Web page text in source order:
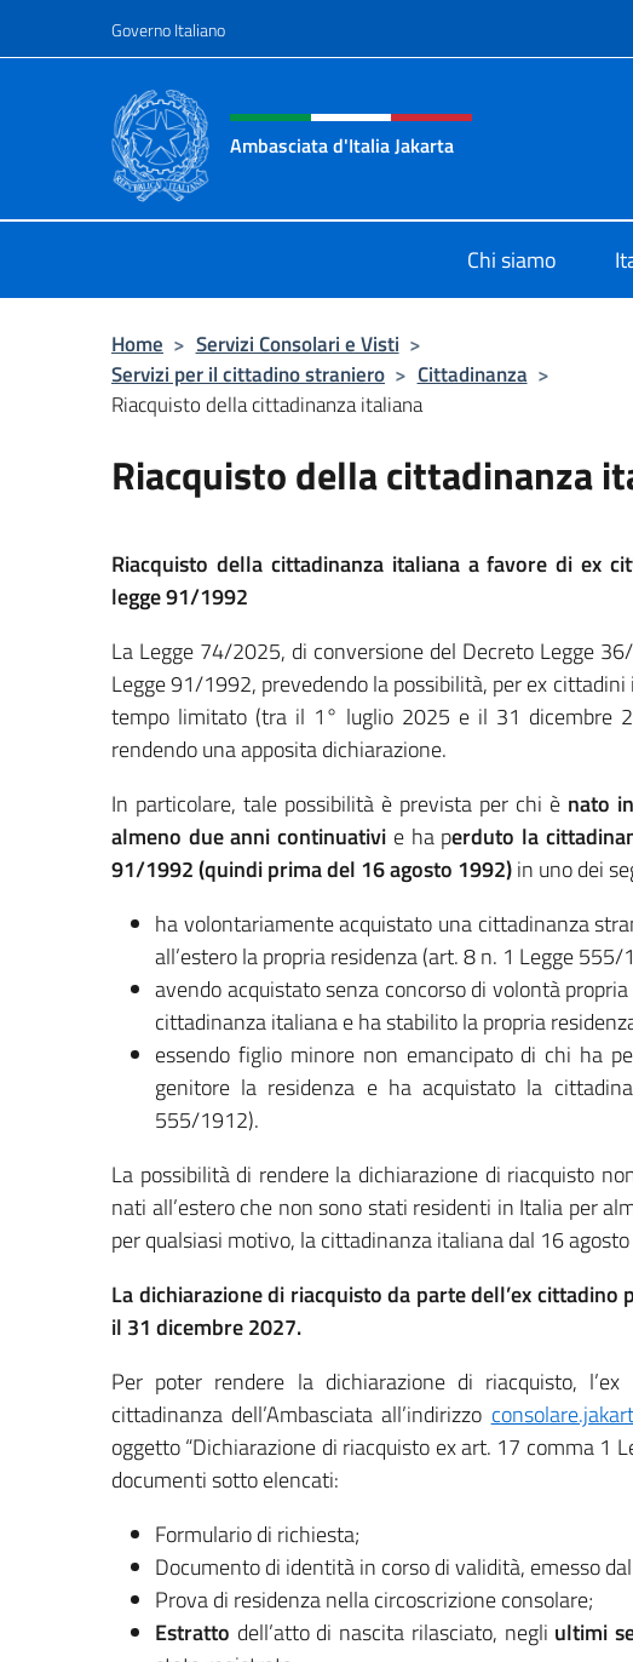
Governo Italiano
Intestazione sito, social e menù
Ambasciata d'Italia Jakarta
Chi siamo
Home > Servizi Consolari e Visti >
Servizi per il cittadino straniero > Cittadinanza >
Riacquisto della cittadinanza italiana
Riacquisto della cittadinanza
Riacquisto della cittadinanza italiana a favore di ex
legge 91/1992
La Legge 74/2025, di conversione del Decreto Legge
Legge 91/1992, prevedendo la possibilità, per ex
tempo limitato (tra il 1° luglio 2025 e il 31 dicembre
rendendo una apposita dichiarazione.
In particolare, tale possibilità è prevista per chi è nato
almeno due anni continuativi e ha perduto la
91/1992 (quindi prima del 16 agosto 1992)in uno dei
ha volontariamente acquistato una cittadinanza
all’estero la propria residenza (art. 8 n. 1 Legge 555/
avendo acquistato senza concorso di volontà
cittadinanza italiana e ha stabilito la propria
essendo figlio minore non emancipato di chi ha
genitore la residenza e ha acquistato la
555/1912).
La possibilità di rendere la dichiarazione di riacquisto
nati all’estero che non sono stati residenti in Italia per
per qualsiasi motivo, la cittadinanza italiana dal 16
La dichiarazione di riacquisto da parte dell’ex
il 31 dicembre 2027.
Per poter rendere la dichiarazione di riacquisto,
cittadinanza dell’Ambasciata all’indirizzo
oggetto “Dichiarazione di riacquisto ex art. 17 comma 1
documenti sotto elencati:
Formulario di richiesta;
Documento di identità in corso di validità, emesso
Prova di residenza nella circoscrizione consolare;
Estratto dell’atto di nascita rilasciato, negli ultimi